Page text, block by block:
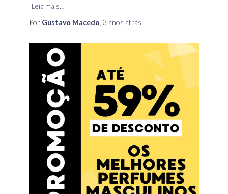
Leia mais…
Por Gustavo Macedo 3 anos atrás